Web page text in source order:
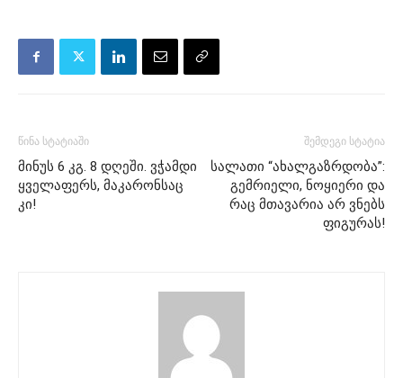
წინა სტატიაში
მინუს 6 კგ. 8 დღეში. ვჭამდი
ყველაფერს, მაკარონსაც
კი!
შემდეგი სტატია
სალათი “ახალგაზრდობა”:
გემრიელი, ნოყიერი და
რაც მთავარია არ ვნებს
ფიგურას!